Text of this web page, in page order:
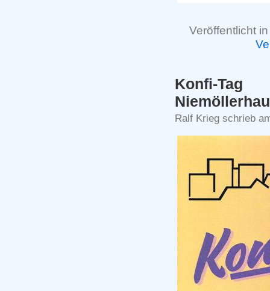
Veröffentlicht in
Konfi-
Ralf Krieg schrieb